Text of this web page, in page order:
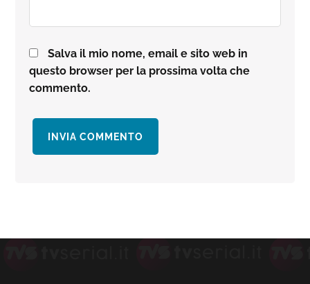
Salva il mio nome, email e sito web in
questo browser per la prossima volta che
commento.